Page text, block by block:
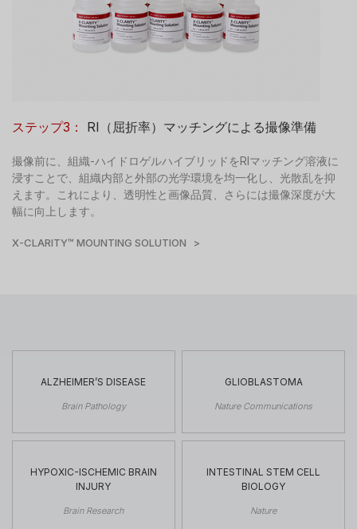
ステップ3： RI（屈折率）マッチングによる撮像準備
撮像前に、組織-ハイドロゲルハイブリッドをRIマッチング溶液に
浸すことで、組織内部と外部の光学環境を均一化し、光散乱を抑
えます。これにより、透明性と画像品質、さらには撮像深度が大
幅に向上します。
X-CLARITY™ MOUNTING SOLUTION >
ALZHEIMER’S DISEASE
Brain Pathology
GLIOBLASTOMA
Nature Communications
HYPOXIC-ISCHEMIC BRAIN
INJURY
Brain Research
INTESTINAL STEM CELL
BIOLOGY
Nature